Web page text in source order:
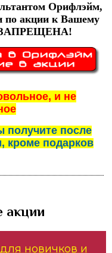
Орифлэйм,
по акции к Вашему
ЗАПРЕЩЕНА!
и не
получите после
кроме подарков
акции
новичков и